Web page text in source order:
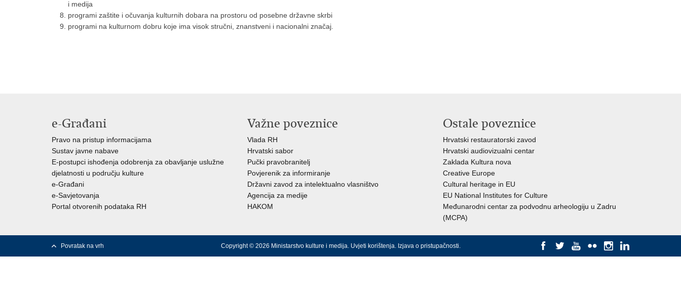
i medija
programi zaštite i očuvanja kulturnih dobara na prostoru od posebne državne skrbi
programi na kulturnom dobru koje ima visok stručni, znanstveni i nacionalni značaj.
e-Građani
Pravo na pristup informacijama
Sustav javne nabave
E-postupci ishođenja odobrenja za obavljanje uslužne
djelatnosti u području kulture
e-Građani
e-Savjetovanja
Portal otvorenih podataka RH
Važne poveznice
Vlada RH
Hrvatski sabor
Pučki pravobranitelj
Povjerenik za informiranje
Državni zavod za intelektualno vlasništvo
Agencija za medije
HAKOM
Ostale poveznice
Hrvatski restauratorski zavod
Hrvatski audiovizualni centar
Zaklada Kultura nova
Creative Europe
Cultural heritage in EU
EU National Institutes for Culture
Međunarodni centar za podvodnu arheologiju u Zadru
(MCPA)
Povratak na vrh Copyright © 2026 Ministarstvo kulture i medija. Uvjeti korištenja. Izjava o pristupačnosti.